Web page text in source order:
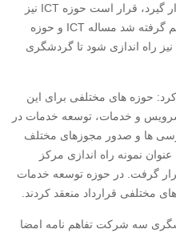
رسته های پر اشتغال مورد حمایت قرار گیرد، قرار است حوزه ICT نیز
مورد توجه قرار گیرد. امروز نیز تصمیم گرفته شد مساله ICT و حوزه
راه اندازی شود تا گردشگری
کرد: حوزه های مختلفی برای این
و خدمات، توسعه خدمات در
ها و صدور مجوزهای مختلف
نمونه راه اندازی مرکز
گرفت. در حوزه توسعه خدمات
مختلفی قرارداد منعقد کردند.
سه شرکت تفاهم نامه امضا